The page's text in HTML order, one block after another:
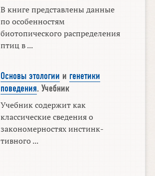
В книге представлены данные
по особенностям
биотопического распределения
птиц в ...
Основы этологии и генетики
поведения. Учебник
Учебник содержит как
классические сведения о
закономерностях инстинк­
тивного ...